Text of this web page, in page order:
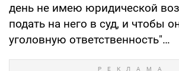
день не имею юридической
подать на него в суд, и чтобы
уголовную ответственность"…